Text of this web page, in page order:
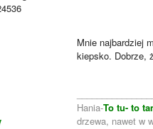
Mnie najbardziej
kiepsko. Dobrze,
Hania-To tu- to
drzewa, nawet w